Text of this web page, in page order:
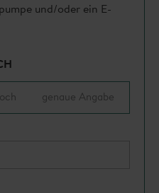
und/oder ein E-
genaue Angabe